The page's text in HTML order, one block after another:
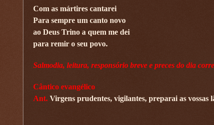
Com as mártires cantarei
Para sempre um canto novo
ao Deus Trino a quem me dei
para remir o seu povo.
Salmodia, leitura, responsório breve e preces do dia
Cântico evangélico
Ant. Virgens prudentes, vigilantes, preparai as vossas